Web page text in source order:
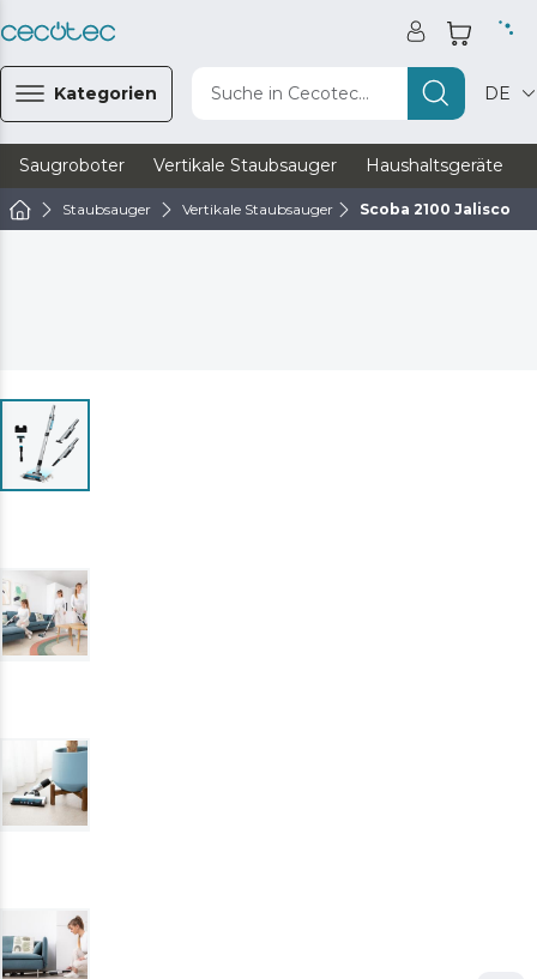
Kategorien Suche in Cecotec... DE
Saugroboter Vertikale Staubsauger Haushaltsgeräte
Staubsauger Vertikale Staubsauger Scoba 2100 Jalisco